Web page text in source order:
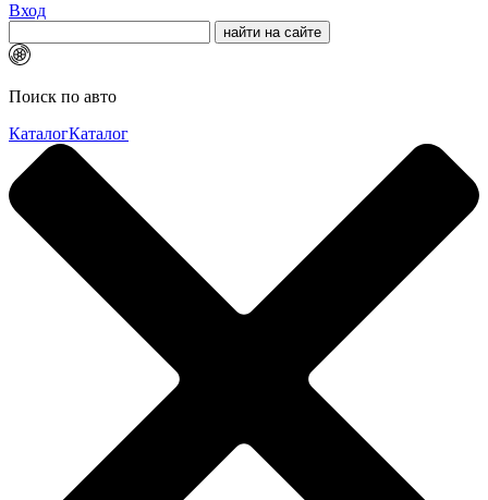
Вход
Поиск по авто
КаталогКаталог